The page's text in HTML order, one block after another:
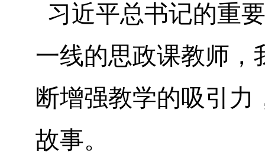
习近平总书记的重
一线的思政课教师，
断增强教学的吸引力
故事。